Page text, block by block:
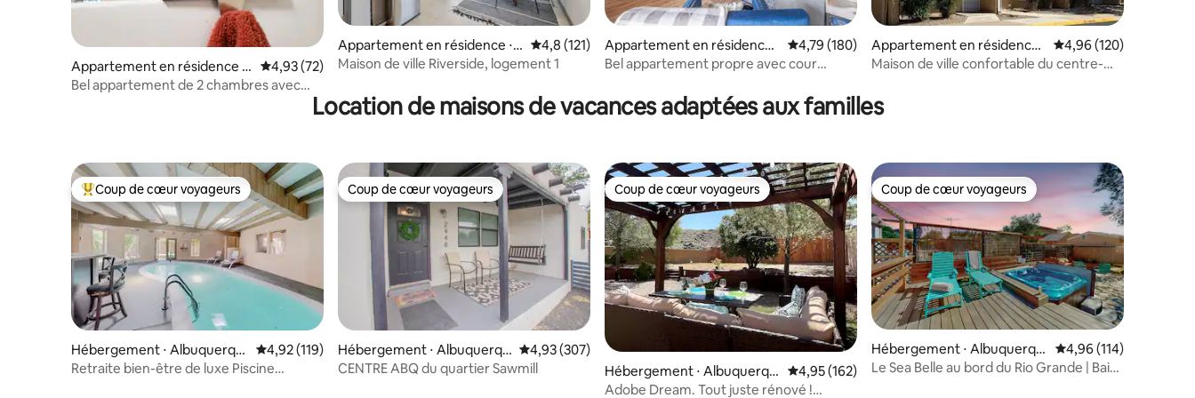
Appartement en résidence ⋅
Albuquerque
Évaluation moyenne sur la base de 72 commentaires : 4,93 sur 5
4,93 (72)
Bel appartement de 2 chambres avec
Appartement en résidence ⋅
Albuquerque
Évaluation moyenne sur la base de 121 commentaires : 4,8 sur 5
4,8 (121)
Maison de ville Riverside, logement 1
Appartement en résidence ⋅
Albuquerque
Évaluation moyenne sur la base de 180 commentaires : 4,79 sur 5
4,79 (180)
Bel appartement propre avec cour
Appartement en résidence ⋅
Albuquerque
Évaluation moyenne
4,96 (120)
Maison de ville confortable du centre-
Location de maisons de vacances adaptées aux familles
Coups de cœur voyageurs les plus appréciés
Coup de cœur voyageurs
Hébergement ⋅ Albuquerqu
e
Évaluation moyenne sur la base de 119 commentaires : 4,92 sur 5
4,92 (119)
Retraite bien-être de luxe Piscine
Coup de cœur voyageurs
Coup de cœur voyageurs
Hébergement ⋅ Albuquerqu
e
Évaluation moyenne sur la base de 307 commentaires : 4,93 sur 5
4,93 (307)
CENTRE ABQ du quartier Sawmill
Coup de cœur voyageurs
Coup de cœur voyageurs
Hébergement ⋅ Albuquerqu
e
Évaluation moyenne sur la base de 162 commentaires : 4,95 sur 5
4,95 (162)
Adobe Dream. Tout juste rénové !
Coup de cœur voyageurs
Coup de cœur voyageurs
Hébergement ⋅ Albuquerqu
e
Évaluation moyenne
4,96 (114)
Le Sea Belle au bord du Rio Grande | Bain